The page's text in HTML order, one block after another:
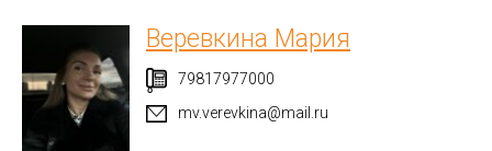
Веревкина Мария
79817977000
mv.verevkina@mail.ru